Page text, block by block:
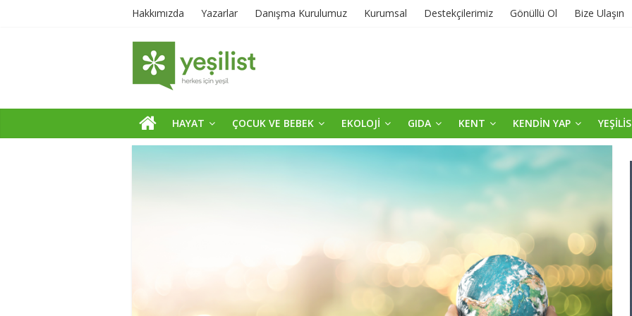
Hakkımızda Yazarlar Danışma Kurulumuz Kurumsal Destekçilerimiz Gönüllü Ol Bize Ulaşın
HAYAT ÇOCUK VE BEBEK EKOLOJİ GIDA KENT KENDİN YAP